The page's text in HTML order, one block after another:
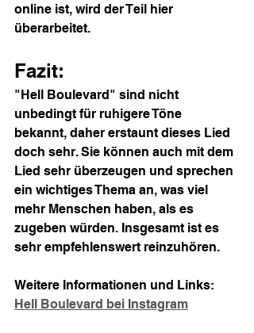
online ist, wird der Teil hier
überarbeitet.
Fazit:
"Hell Boulevard" sind nicht
unbedingt für ruhigere Töne
bekannt, daher erstaunt dieses Lied
doch sehr. Sie können auch mit dem
Lied sehr überzeugen und sprechen
ein wichtiges Thema an, was viel
mehr Menschen haben, als es
zugeben würden. Insgesamt ist es
sehr empfehlenswert reinzuhören.
Weitere Informationen und Links:
Hell Boulevard bei Instagram